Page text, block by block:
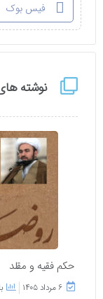
نوشته
حکم فقیه و مقلد
۶ مرداد ۱۴۰۵
فیس بوک